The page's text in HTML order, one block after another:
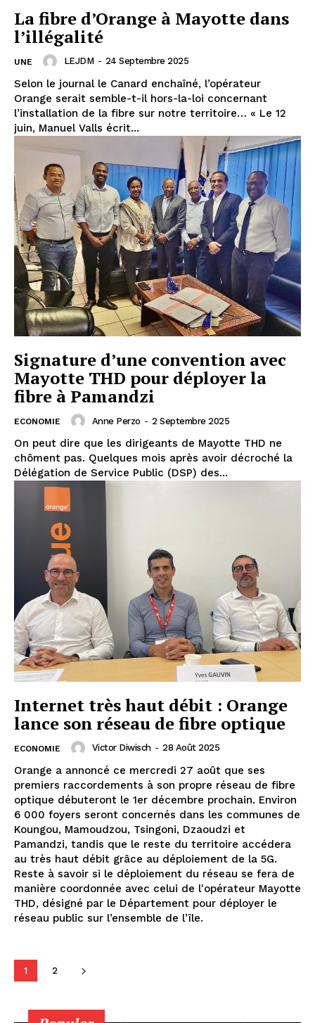
La fibre d’Orange à Mayotte dans
l’illégalité
UNE LEJDM - 24 Septembre 2025
Selon le journal le Canard enchaîné, l’opérateur
Orange serait semble-t-il hors-la-loi concernant
l’installation de la fibre sur notre territoire… « Le 12
juin, Manuel Valls écrit...
Signature d’une convention avec
Mayotte THD pour déployer la
fibre à Pamandzi
ECONOMIE Anne Perzo - 2 Septembre 2025
On peut dire que les dirigeants de Mayotte THD ne
chôment pas. Quelques mois après avoir décroché la
Délégation de Service Public (DSP) des...
Internet très haut débit : Orange
lance son réseau de fibre optique
ECONOMIE Victor Diwisch - 28 Août 2025
Orange a annoncé ce mercredi 27 août que ses
premiers raccordements à son propre réseau de fibre
optique débuteront le 1er décembre prochain. Environ
6 000 foyers seront concernés dans les communes de
Koungou, Mamoudzou, Tsingoni, Dzaoudzi et
Pamandzi, tandis que le reste du territoire accédera
au très haut débit grâce au déploiement de la 5G.
Reste à savoir si le déploiement du réseau se fera de
manière coordonnée avec celui de l'opérateur Mayotte
THD, désigné par le Département pour déployer le
réseau public sur l’ensemble de l’île.
1 2